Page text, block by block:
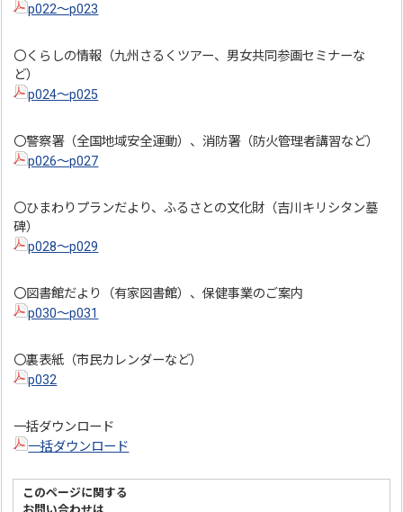
p022～p023
〇くらしの情報（九州さるくツアー、男女共同参画セミナーな
ど）
p024～p025
〇警察署（全国地域安全運動）、消防署（防火管理者講習など）
p026～p027
〇ひまわりプランだより、ふるさとの文化財（吉川キリシタン墓
碑）
p028～p029
〇図書館だより（有家図書館）、保健事業のご案内
p030～p031
〇裏表紙（市民カレンダーなど）
p032
一括ダウンロード
一括ダウンロード
このページに関する